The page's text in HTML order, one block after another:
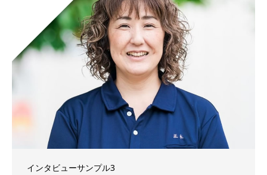
インタビューサンプル3